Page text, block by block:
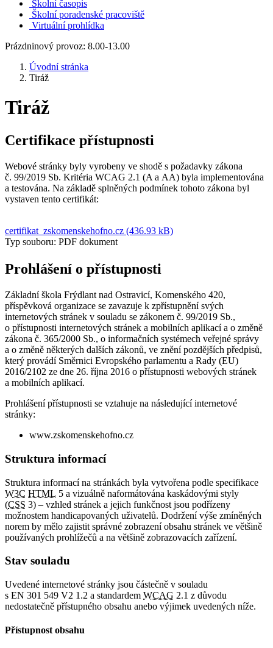
Školní časopis
Školní poradenské pracoviště
Virtuální prohlídka
Prázdninový provoz: 8.00-13.00
Úvodní stránka
Tiráž
Tiráž
Certifikace přístupnosti
Webové stránky byly vyrobeny ve shodě s požadavky zákona
č. 99/2019 Sb. Kritéria WCAG 2.1 (A a AA) byla implementována
a testována. Na základě splněných podmínek tohoto zákona byl
vystaven tento certifikát:
certifikat_zskomenskehofno.cz (436.93 kB)
Typ souboru: PDF dokument
Prohlášení o přístupnosti
Základní škola Frýdlant nad Ostravicí, Komenského 420,
příspěvková organizace se zavazuje k zpřístupnění svých
internetových stránek v souladu se zákonem č. 99/2019 Sb.,
o přístupnosti internetových stránek a mobilních aplikací a o změně
zákona č. 365/2000 Sb., o informačních systémech veřejné správy
a o změně některých dalších zákonů, ve znění pozdějších předpisů,
který provádí Směrnici Evropského parlamentu a Rady (EU)
2016/2102 ze dne 26. října 2016 o přístupnosti webových stránek
a mobilních aplikací.
Prohlášení přístupnosti se vztahuje na následující internetové
stránky:
www.zskomenskehofno.cz
Struktura informací
Struktura informací na stránkách byla vytvořena podle specifikace
W3C HTML 5 a vizuálně naformátována kaskádovými styly
(CSS 3) – vzhled stránek a jejich funkčnost jsou podřízeny
možnostem handicapovaných uživatelů. Dodržení výše zmíněných
norem by mělo zajistit správné zobrazení obsahu stránek ve většině
používaných prohlížečů a na většině zobrazovacích zařízení.
Stav souladu
Uvedené internetové stránky jsou částečně v souladu
s EN 301 549 V2 1.2 a standardem WCAG 2.1 z důvodu
nedostatečně přístupného obsahu anebo výjimek uvedených níže.
Přístupnost obsahu